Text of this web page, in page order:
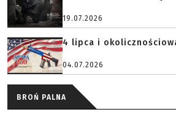
19.07.2026
4 lipca i
04.07.2026
BROŃ PALNA